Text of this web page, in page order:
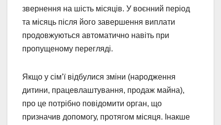
звернення на шість місяців. У воєнний період
та місяць після його завершення виплати
продовжуються автоматично навіть при
пропущеному перегляді.
Якщо у сім’ї відбулися зміни (народження
дитини, працевлаштування, продаж майна),
про це потрібно повідомити орган, що
призначив допомогу, протягом місяця. Інакше